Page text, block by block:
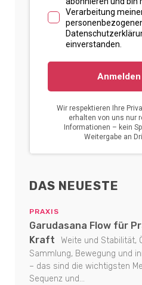
DAS NEUESTE
PRAXIS
Garudasana Flow für
Kraft
Weite und Stabilität,
Sammlung, Bewegung und
– das sind die wichtigsten
Sequenz und...